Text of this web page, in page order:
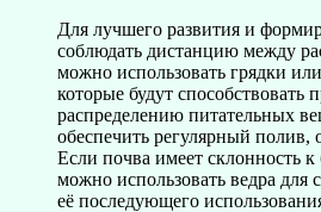
Для лучшего развития и
соблюдать дистанцию между
можно использовать грядки
которые будут способствовать
распределению питательных
обеспечить регулярный полив,
Если почва имеет склонность
можно использовать ведра для
её последующего